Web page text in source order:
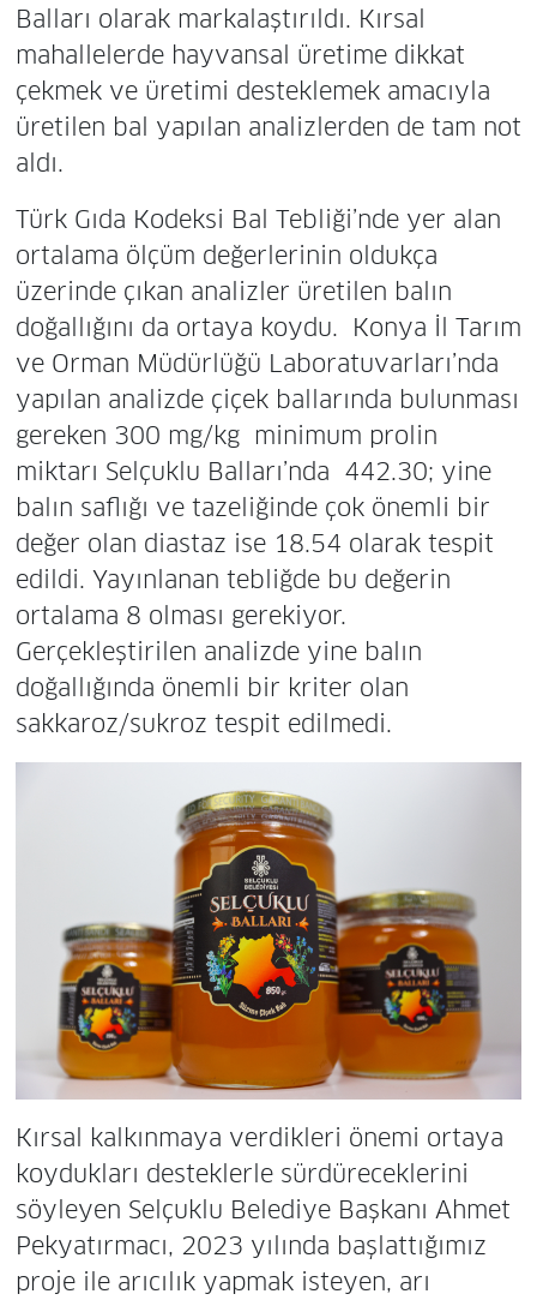
Balları olarak markalaştırıldı. Kırsal
mahallelerde hayvansal üretime dikkat
çekmek ve üretimi desteklemek amacıyla
üretilen bal yapılan analizlerden de tam not
aldı.
Türk Gıda Kodeksi Bal Tebliği’nde yer alan
ortalama ölçüm değerlerinin oldukça
üzerinde çıkan analizler üretilen balın
doğallığını da ortaya koydu. Konya İl Tarım
ve Orman Müdürlüğü Laboratuvarları’nda
yapılan analizde çiçek ballarında bulunması
gereken 300 mg/kg minimum prolin
miktarı Selçuklu Balları’nda 442.30; yine
balın saflığı ve tazeliğinde çok önemli bir
değer olan diastaz ise 18.54 olarak tespit
edildi. Yayınlanan tebliğde bu değerin
ortalama 8 olması gerekiyor.
Gerçekleştirilen analizde yine balın
doğallığında önemli bir kriter olan
sakkaroz/sukroz tespit edilmedi.
Kırsal kalkınmaya verdikleri önemi ortaya
koydukları desteklerle sürdüreceklerini
söyleyen Selçuklu Belediye Başkanı Ahmet
Pekyatırmacı, 2023 yılında başlattığımız
proje ile arıcılık yapmak isteyen, arı